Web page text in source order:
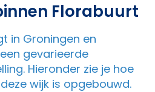
Florabuurt
in Groningen en
gevarieerde
Hieronder zie je hoe
wijk is opgebouwd.